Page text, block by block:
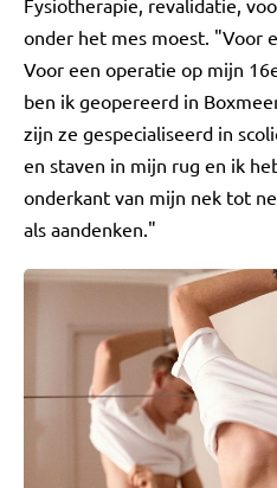
onder het mes moest. "Voor
Voor een operatie op mijn
ben ik geopereerd in
zijn ze gespecialiseerd in
en staven in mijn rug en ik
onderkant van mijn nek tot
als aandenken."